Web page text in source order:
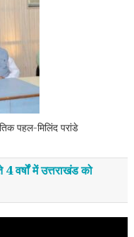
पहल-मिलिंद परांडे
वर्षों में उत्तराखंड को